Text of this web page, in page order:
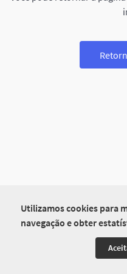
Utilizamos cookies para
navegação e obter